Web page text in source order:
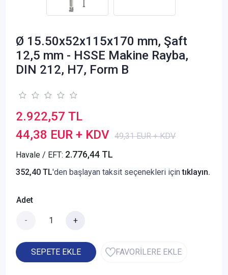
Ø 15.50x52x115x170 mm, Şaft
12,5 mm - HSSE Makine Rayba,
DIN 212, H7, Form B
2.922,57 TL
44,38 EUR + KDV 49,31 EUR + KDV
Havale / EFT: 2.776,44 TL
352,40 TL'den başlayan taksit seçenekleri içintıklayın.
Adet
- +
SEPETE EKLE FAVORİLERE EKLE